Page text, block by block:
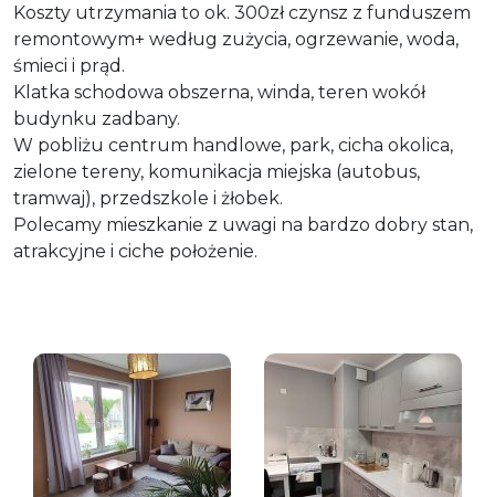
Koszty utrzymania to ok. 300zł czynsz z funduszem
remontowym+ według zużycia, ogrzewanie, woda,
śmieci i prąd.
Klatka schodowa obszerna, winda, teren wokół
budynku zadbany.
W pobliżu centrum handlowe, park, cicha okolica,
zielone tereny, komunikacja miejska (autobus,
tramwaj), przedszkole i żłobek.
Polecamy mieszkanie z uwagi na bardzo dobry stan,
atrakcyjne i ciche położenie.